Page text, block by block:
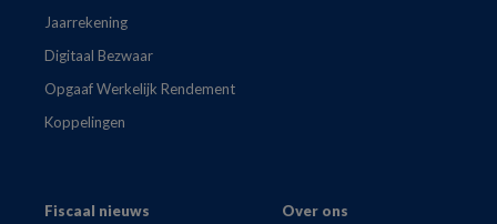
Jaarrekening
Digitaal Bezwaar
Opgaaf Werkelijk Rendement
Koppelingen
Fiscaal nieuws
Over ons